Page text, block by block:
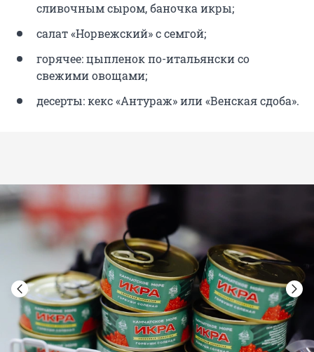
сливочным сыром, баночка икры;
салат «Норвежский» с семгой;
горячее: цыпленок по-итальянски со
свежими овощами;
десерты: кекс «Антураж» или «Венская сдоба».